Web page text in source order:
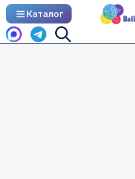
Каталог
Каталог